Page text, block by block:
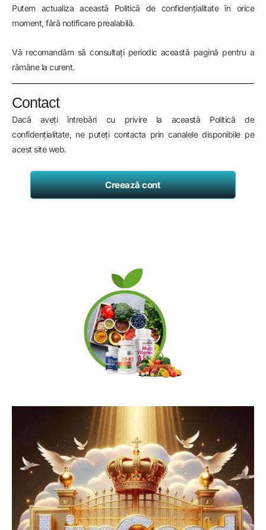
Putem actualiza această Politică de confidențialitate în orice
moment, fără notificare prealabilă.
Vă recomandăm să consultați periodic această pagină pentru a
rămâne la curent.
Contact
Dacă aveți întrebări cu privire la această Politică de
confidențialitate, ne puteți contacta prin canalele disponibile pe
acest site web.
Creează cont